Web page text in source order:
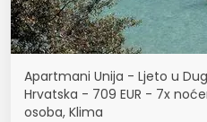
Apartmani Unija - Ljeto u
Hrvatska - 709 EUR - 7x
osoba, Klima